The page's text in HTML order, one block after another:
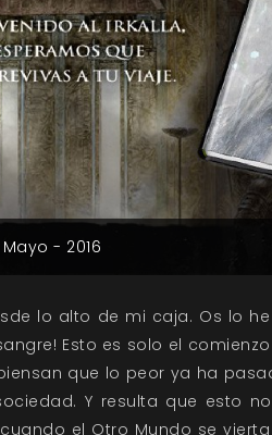
Mayo - 2016
lo alto de mi caja. Os lo
Esto es solo el
que lo peor ya ha
Y resulta que esto
el Otro Mundo se